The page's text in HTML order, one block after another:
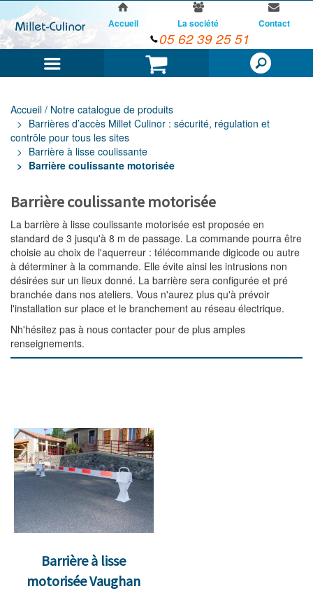
Panier
Accueil La société Contact
05 62 39 25 51
Accueil / Notre catalogue de produits
Barrières d’accès Millet Culinor : sécurité, régulation et
contrôle pour tous les sites
Barrière à lisse coulissante
Barrière coulissante motorisée
Barrière coulissante motorisée
La barrière à lisse coulissante motorisée est proposée en
standard de 3 jusqu'à 8 m de passage. La commande pourra être
choisie au choix de l'aquerreur : télécommande digicode ou autre
à déterminer à la commande. Elle évite ainsi les intrusions non
désirées sur un lieux donné. La barrière sera configurée et pré
branchée dans nos ateliers. Vous n'aurez plus qu'à prévoir
l'installation sur place et le branchement au réseau électrique.
Nh'hésitez pas à nous contacter pour de plus amples
renseignements.
Barrière à lisse
motorisée Vaughan